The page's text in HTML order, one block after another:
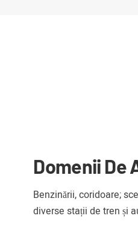
Domenii De
Benzinării, coridoare;
diverse stații de tren și